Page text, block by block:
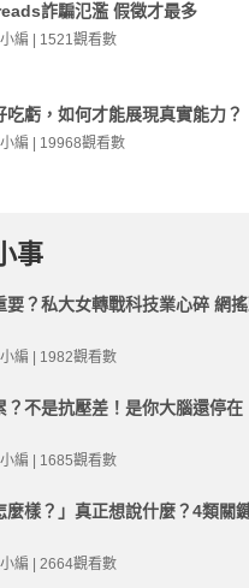
詐騙氾濫 假徵才最多
編 | 1521觀看數
吃虧，如何才能展現真實能力？
編 | 19968觀看數
事
要？私大女轉戰科技業心碎 網
編 | 1982觀看數
？不是抗壓差！是你大腦還停在
編 | 1685觀看數
麼樣？」真正想說什麼？4類關
編 | 2664觀看數